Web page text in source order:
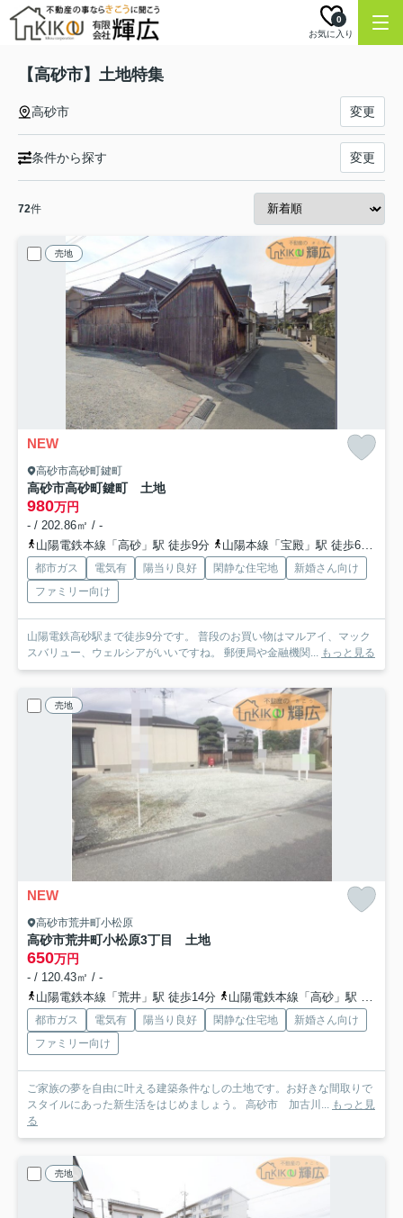
お気に入り
0
【高砂市】土地特集
高砂市 変更
条件から探す 変更
72件
売地
NEW
高砂市高砂町鍵町
高砂市高砂町鍵町 土地
980万円
- / 202.86㎡ / -
山陽電鉄本線「高砂」駅 徒歩9分
山陽本線「宝殿」駅 徒歩60分
都市ガス 電気有 陽当り良好 閑静な住宅地
新婚さん向け
ファミリー向け
山陽電鉄高砂駅まで徒歩9分です。 普段のお買い物はマルアイ、マック
スバリュー、ウェルシアがいいですね。 郵便局や金融機関... もっと見る
売地
NEW
高砂市荒井町小松原
高砂市荒井町小松原3丁目 土地
650万円
- / 120.43㎡ / -
山陽電鉄本線「荒井」駅 徒歩14分
山陽電鉄本線「高砂」駅 徒歩16分
都市ガス 電気有 陽当り良好 閑静な住宅地
新婚さん向け
ファミリー向け
ご家族の夢を自由に叶える建築条件なしの土地です。お好きな間取りで
スタイルにあった新生活をはじめましょう。 高砂市 加古川... もっと見
る
売地